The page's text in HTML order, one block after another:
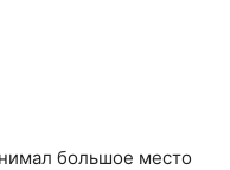
большое место